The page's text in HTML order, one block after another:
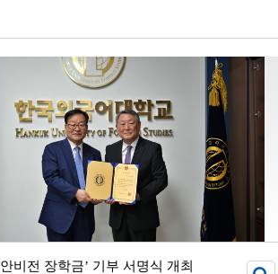
비전 장학금’ 기부 서명식 개최